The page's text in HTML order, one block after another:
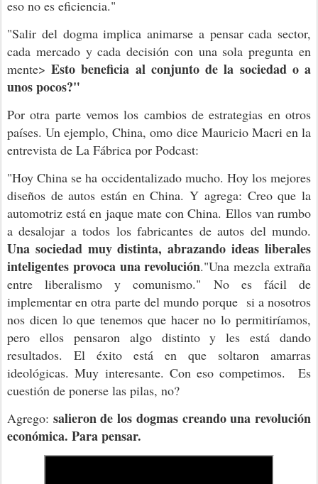
eso no es eficiencia."
"Salir del dogma implica animarse a pensar cada sector,
cada mercado y cada decisión con una sola pregunta en
mente>Esto beneficia al conjunto de la sociedad o a
unos pocos?"
Por otra parte vemos los cambios de estrategias en otros
países. Un ejemplo, China, omo dice Mauricio Macri en la
entrevista de La Fábrica por Podcast:
"Hoy China se ha occidentalizado mucho. Hoy los mejores
diseños de autos están en China. Y agrega: Creo que la
automotriz está en jaque mate con China. Ellos van rumbo
a desalojar a todos los fabricantes de autos del mundo.
Una sociedad muy distinta, abrazando ideas liberales
inteligentes provoca una revolución."Una mezcla extraña
entre liberalismo y comunismo." No es fácil de
implementar en otra parte del mundo porque si a nosotros
nos dicen lo que tenemos que hacer no lo permitiríamos,
pero ellos pensaron algo distinto y les está dando
resultados. El éxito está en que soltaron amarras
ideológicas. Muy interesante. Con eso competimos. Es
cuestión de ponerse las pilas, no?
Agrego: salieron de los dogmas creando una revolución
económica. Para pensar.